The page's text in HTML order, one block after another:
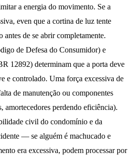
a energia do movimento. Se a
even que a cortina de luz tente
antes de se abrir completamente.
de Defesa do Consumidor) e
12892) determinam que a porta deve
e controlado. Uma força excessiva de
de manutenção ou componentes
amortecedores perdendo eficiência).
civil do condomínio e da
— se alguém é machucado e
era excessiva, podem processar por